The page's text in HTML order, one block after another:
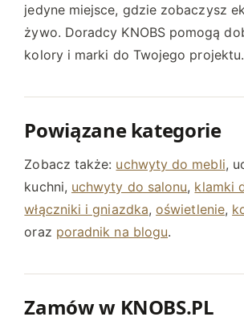
jedyne miejsce, gdzie zobaczysz
żywo. Doradcy KNOBS pomogą
kolory i marki do Twojego projektu.
Powiązane kategorie
Zobacz także: uchwyty do mebli,
kuchni, uchwyty do salonu, klamki
włączniki i gniazdka,oświetlenie,
oraz poradnik na blogu.
Zamów w KNOBS.PL